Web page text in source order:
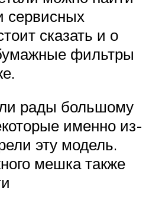
сервисных
сказать и о
фильтры
рады большому
именно из-
эту модель.
мешка также